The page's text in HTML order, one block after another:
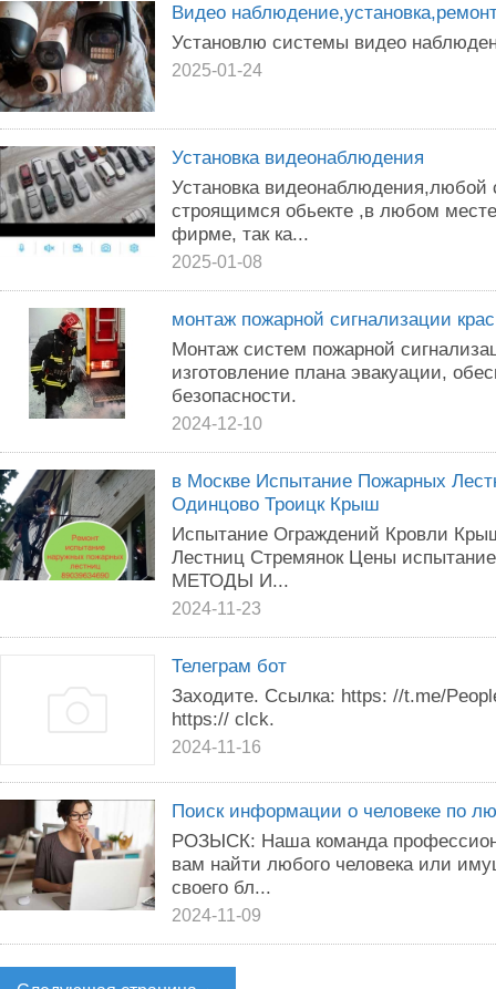
Видео
Установлю системы видео
2025-01-24
Установка видеонаблюдения
Установка видеонаблюдения,любой
строящимся обьекте ,в любом
фирме, так ка...
2025-01-08
монтаж пожарной сигнализации
Монтаж систем пожарной
изготовление плана эвакуации,
безопасности.
2024-12-10
в Москве Испытание Пожарных
Одинцово Троицк Крыш
Испытание Ограждений Кровли
Лестниц Стремянок Цены
МЕТОДЫ И...
2024-11-23
Телеграм бот
Заходите. Ссылка: https: //t.me/
https:// clck.
2024-11-16
Поиск информации о человеке по
РОЗЫСК: Наша команда
вам найти любого человека или
своего бл...
2024-11-09